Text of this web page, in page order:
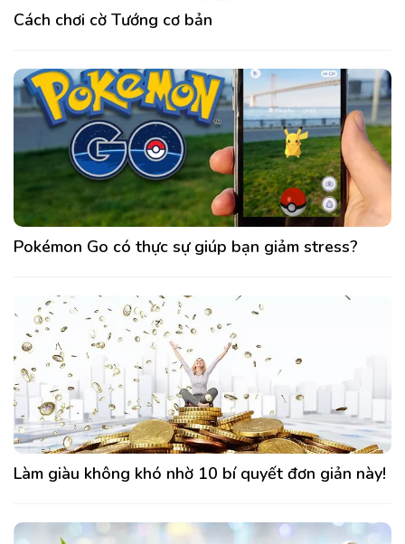
Cách chơi cờ Tướng cơ bản
Pokémon Go có thực sự giúp bạn giảm stress?
Làm giàu không khó nhờ 10 bí quyết đơn giản này!